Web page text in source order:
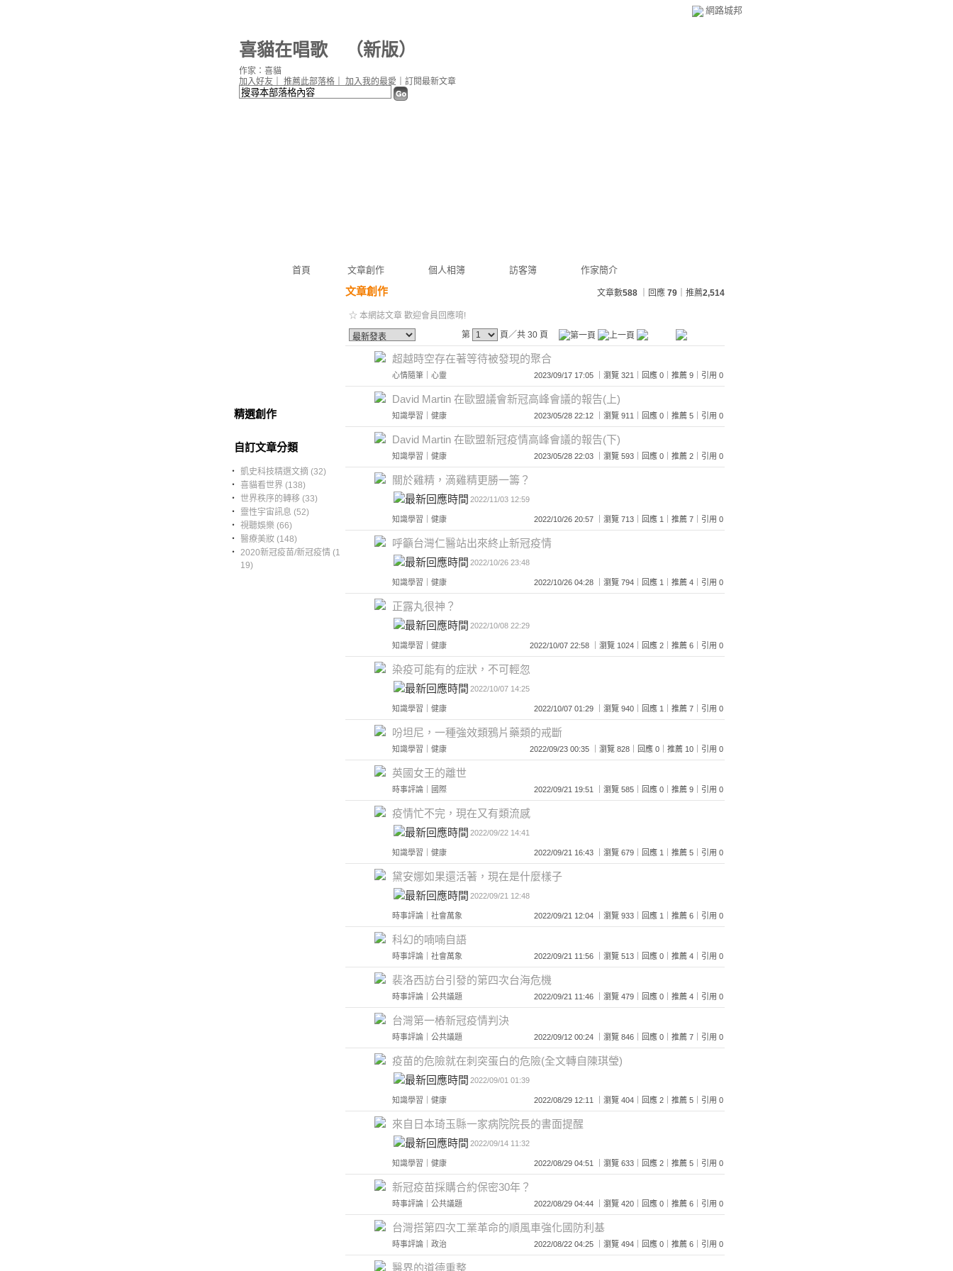
網路城邦
喜貓在唱歌 （新版）
首頁 文章創作 個人相簿 訪客簿 作家簡介
加入好友 推薦此部落格 加入我的最愛 訂閱最新文章
作家：喜貓
精選創作
自訂文章分類
‧ 凱史科技精選文摘 (32)
‧ 喜貓看世界 (138)
‧ 世界秩序的轉移 (33)
‧
靈性宇宙訊息 (52)
‧ 視聽娛樂 (66)
‧ 醫療美妝 (148)
‧ 2020新冠疫苗/新冠疫情 (1
19)
文章創作 文章數588 ｜回應 79 ｜推薦2,514
☆ 本網誌文章 歡迎會員回應唷!
第
頁／共 30 頁
超越時空存在著等待被發現的聚合
心情隨筆 心靈 2023/09/17 17:05 ｜瀏覽 321｜回應 0｜推薦 9｜引用 0
David Martin 在歐盟議會新冠高峰會議的報告(上)
知識學習 健康 2023/05/28 22:12 ｜瀏覽 911｜回應 0｜推薦 5｜引用 0
David Martin 在歐盟新冠疫情高峰會議的報告(下)
知識學習 健康 2023/05/28 22:03 ｜瀏覽 593｜回應 0｜推薦 2｜引用 0
關於雞精，滴雞精更勝一籌？
2022/11/03 12:59
知識學習 健康 2022/10/26 20:57 ｜瀏覽 713｜回應 1｜推薦 7｜引用 0
呼籲台灣仁醫站出來終止新冠疫情
2022/10/26 23:48
知識學習 健康 2022/10/26 04:28 ｜瀏覽 794｜回應 1｜推薦 4｜引用 0
正露丸很神？
2022/10/08 22:29
知識學習 健康 2022/10/07 22:58 ｜瀏覽 1024｜回應 2｜推薦 6｜引用 0
染疫可能有的症狀，不可輕忽
2022/10/07 14:25
知識學習 健康 2022/10/07 01:29 ｜瀏覽 940｜回應 1｜推薦 7｜引用 0
吩坦尼，一種強效類鴉片藥類的戒斷
知識學習 健康 2022/09/23 00:35 ｜瀏覽 828｜回應 0｜推薦 10｜引用 0
英國女王的離世
時事評論 國際 2022/09/21 19:51 ｜瀏覽 585｜回應 0｜推薦 9｜引用 0
疫情忙不完，現在又有類流感
2022/09/22 14:41
知識學習 健康 2022/09/21 16:43 ｜瀏覽 679｜回應 1｜推薦 5｜引用 0
黛安娜如果還活著，現在是什麼樣子
2022/09/21 12:48
時事評論 社會萬象 2022/09/21 12:04 ｜瀏覽 933｜回應 1｜推薦 6｜引用 0
科幻的喃喃自語
時事評論 社會萬象 2022/09/21 11:56 ｜瀏覽 513｜回應 0｜推薦 4｜引用 0
裴洛西訪台引發的第四次台海危機
時事評論 公共議題 2022/09/21 11:46 ｜瀏覽 479｜回應 0｜推薦 4｜引用 0
台灣第一樁新冠疫情判決
時事評論 公共議題 2022/09/12 00:24 ｜瀏覽 846｜回應 0｜推薦 7｜引用 0
疫苗的危險就在刺突蛋白的危險(全文轉自陳琪瑩)
2022/09/01 01:39
知識學習 健康 2022/08/29 12:11 ｜瀏覽 404｜回應 2｜推薦 5｜引用 0
來自日本琦玉縣一家病院院長的書面提醒
2022/09/14 11:32
知識學習 健康 2022/08/29 04:51 ｜瀏覽 633｜回應 2｜推薦 5｜引用 0
新冠疫苗採購合約保密30年？
時事評論 公共議題 2022/08/29 04:44 ｜瀏覽 420｜回應 0｜推薦 6｜引用 0
台灣搭第四次工業革命的順風車強化國防利基
時事評論 政治 2022/08/22 04:25 ｜瀏覽 494｜回應 0｜推薦 6｜引用 0
醫界的道德重整